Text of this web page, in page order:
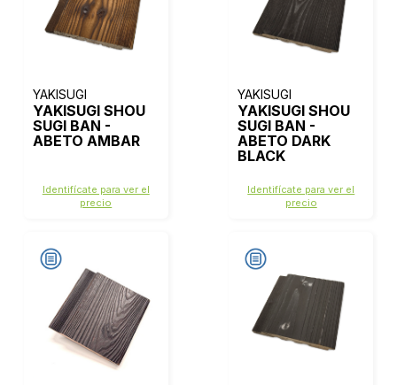
YAKISUGI
YAKISUGI SHOU
SUGI BAN -
ABETO AMBAR
Identifícate para ver el
precio
YAKISUGI
YAKISUGI SHOU
SUGI BAN -
ABETO DARK
BLACK
Identifícate para ver el
precio